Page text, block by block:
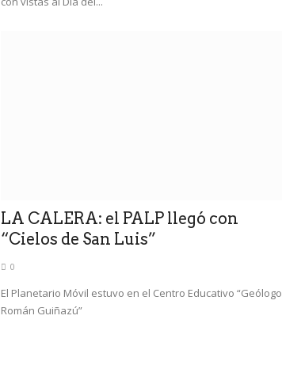
LA CALERA: el PALP llegó con
“Cielos de San Luis”
0
El Planetario Móvil estuvo en el Centro Educativo “Geólogo
Román Guiñazú”
deportes